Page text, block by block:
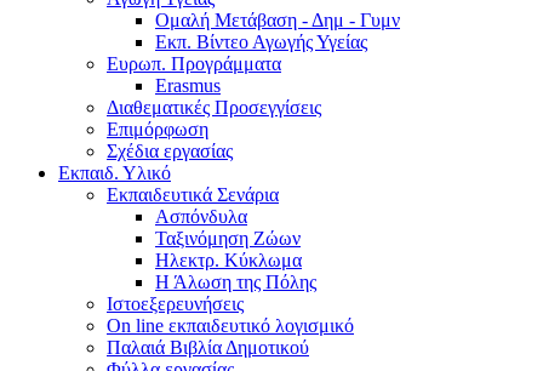
Ομαλή Μετάβαση - Δημ - Γυμν
Εκπ. Βίντεο Αγωγής Υγείας
Ευρωπ. Προγράμματα
Erasmus
Διαθεματικές Προσεγγίσεις
Επιμόρφωση
Σχέδια εργασίας
Εκπαιδ. Υλικό
Εκπαιδευτικά Σενάρια
Ασπόνδυλα
Ταξινόμηση Ζώων
Ηλεκτρ. Κύκλωμα
Η Άλωση της Πόλης
Ιστοεξερευνήσεις
On line εκπαιδευτικό λογισμικό
Παλαιά Βιβλία Δημοτικού